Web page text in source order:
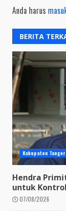
Anda harus
BERITA
Kabupaten
Hendra
untuk
07/08/2026